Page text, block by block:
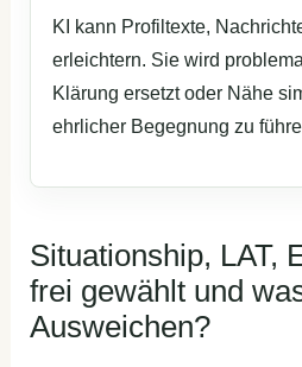
KI kann Profiltexte,
erleichtern. Sie wird
Klärung ersetzt oder Nähe
ehrlicher Begegnung zu
Situationship, LAT,
frei gewählt und
Ausweichen?